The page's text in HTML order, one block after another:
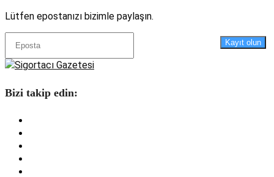
Lütfen epostanızı bizimle paylaşın.
Kayıt olun
Bizi takip edin: